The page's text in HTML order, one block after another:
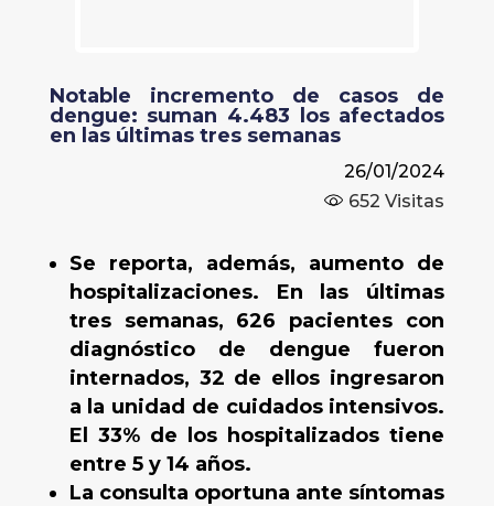
Notable incremento de casos de
dengue: suman 4.483 los afectados
en las últimas tres semanas
26/01/2024
652 Visitas
Se reporta, además, aumento de
hospitalizaciones. En las últimas
tres semanas, 626 pacientes con
diagnóstico de dengue fueron
internados, 32 de ellos ingresaron
a la unidad de cuidados intensivos.
El 33% de los hospitalizados tiene
entre 5 y 14 años.
La consulta oportuna ante síntomas